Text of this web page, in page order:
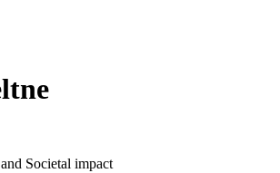
Societal impact